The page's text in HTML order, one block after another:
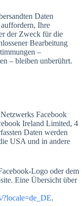
Daten
Ihre
der Zweck für die
Bearbeitung
–
– bleiben unberührt.
Facebook
Ireland Limited, 4
Daten werden
USA und in andere
Logo oder dem
Eine Übersicht über
?locale=de_DE.